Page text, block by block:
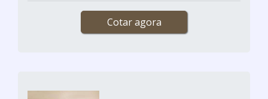
Cotar agora